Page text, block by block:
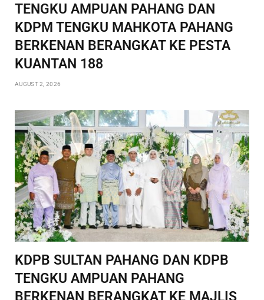
TENGKU AMPUAN PAHANG DAN
KDPM TENGKU MAHKOTA PAHANG
BERKENAN BERANGKAT KE PESTA
KUANTAN 188
AUGUST 2, 2026
KDPB SULTAN PAHANG DAN KDPB
TENGKU AMPUAN PAHANG